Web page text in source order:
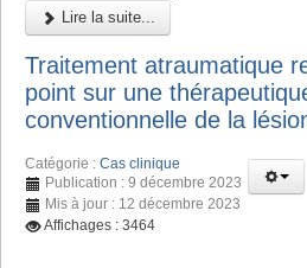
Lire la suite...
Traitement atraumatique
point sur une
conventionnelle de la
Catégorie : Cas clinique
Publication : 9 décembre 2023
Mis à jour : 12 décembre 2023
Affichages : 3464